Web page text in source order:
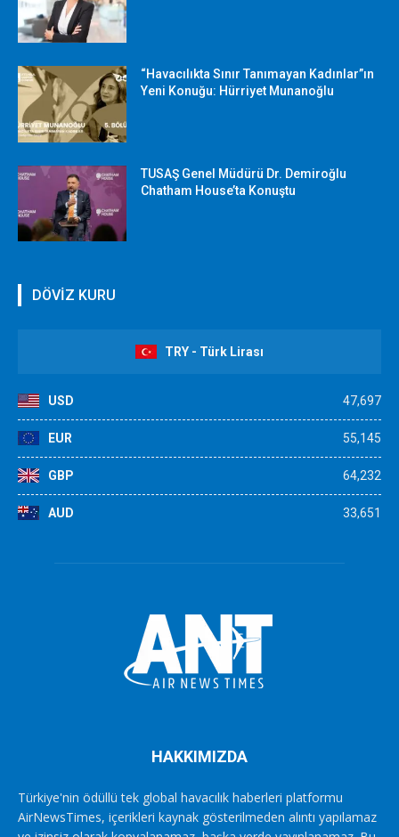
“Havacılıkta Sınır Tanımayan Kadınlar”ın
Yeni Konuğu: Hürriyet Munanoğlu
TUSAŞ Genel Müdürü Dr. Demiroğlu
Chatham House’ta Konuştu
DÖVİZ KURU
TRY - Türk Lirası
USD 47,697
EUR 55,145
GBP 64,232
AUD 33,651
HAKKIMIZDA
Türkiye'nin ödüllü tek global havacılık haberleri platformu
AirNewsTimes, içerikleri kaynak gösterilmeden alıntı yapılamaz